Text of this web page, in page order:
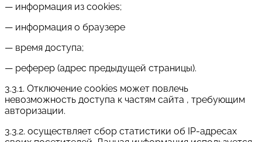
— информация из cookies;
— информация о браузере
— время доступа;
— реферер (адрес предыдущей страницы).
3.3.1. Отключение cookies может повлечь
невозможность доступа к частям сайта , требующим
авторизации.
3.3.2. осуществляет сбор статистики об IP-адресах